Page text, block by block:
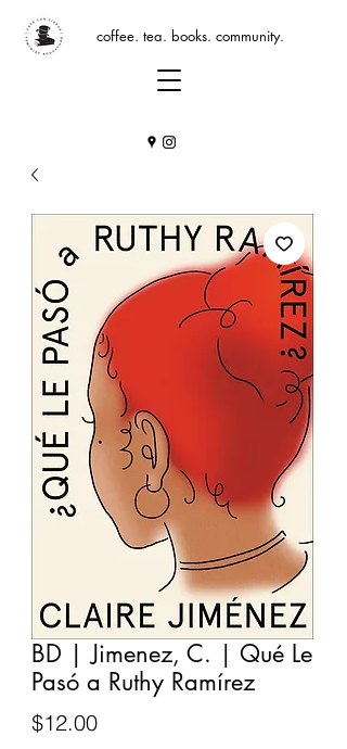
coffee. tea. books. community.
BD | Jimenez, C. | Qué Le
Pasó a Ruthy Ramírez
$12.00Price